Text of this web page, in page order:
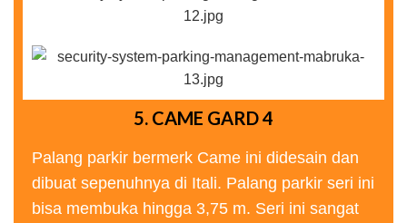
5. CAME GARD 4
Palang parkir bermerk Came ini didesain dan
dibuat sepenuhnya di Itali. Palang parkir seri ini
bisa membuka hingga 3,75 m. Seri ini sangat